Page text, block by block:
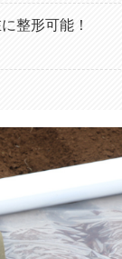
整形可能！